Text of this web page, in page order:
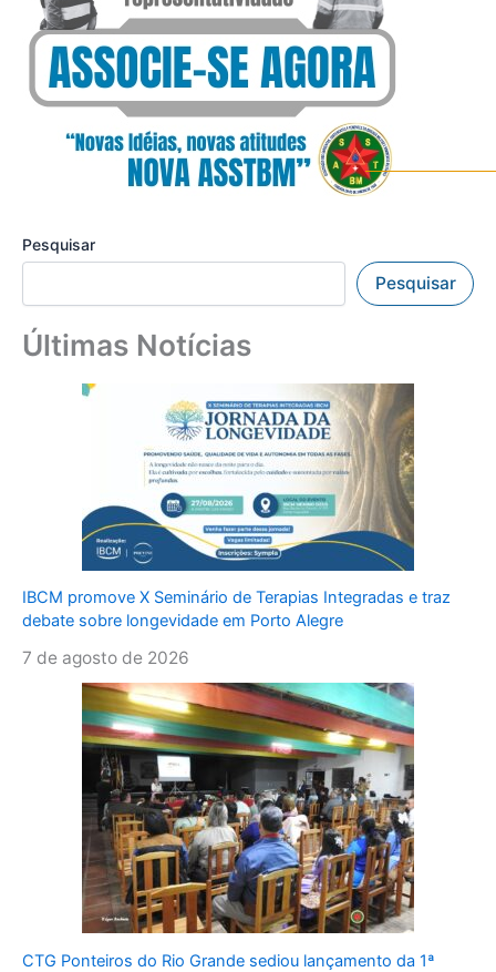
Pesquisar
Pesquisar
Últimas Notícias
IBCM promove X Seminário de Terapias Integradas e traz
debate sobre longevidade em Porto Alegre
7 de agosto de 2026
CTG Ponteiros do Rio Grande sediou lançamento da 1ª